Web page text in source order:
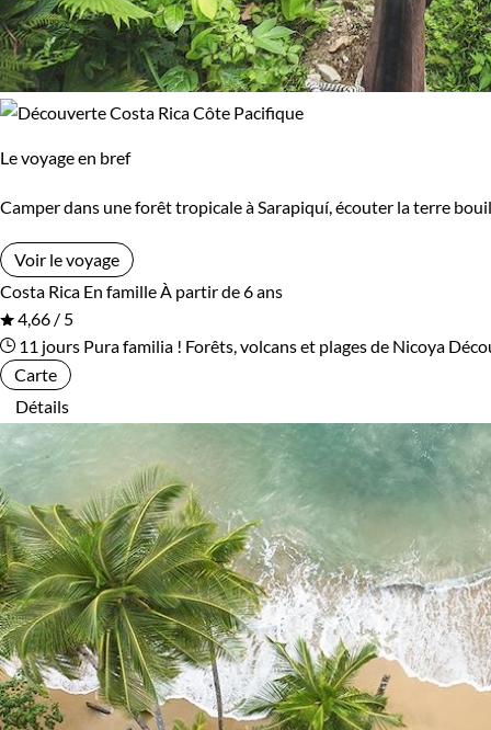
Le voyage en bref
Camper dans une forêt tropicale à Sarapiquí, écouter la terre
Voir le voyage
Costa Rica En familleÀ partir de 6 ans
4,66 / 5
11 jours Pura familia ! Forêts, volcans et plages de Nicoya
Carte
Détails